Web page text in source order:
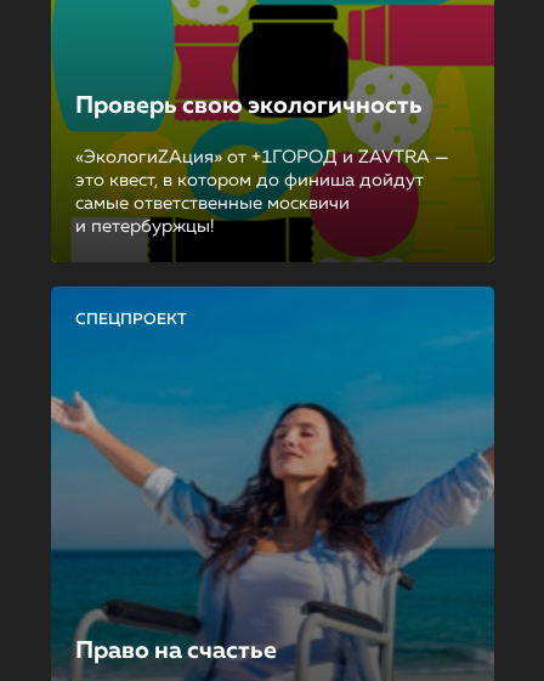
Проверь свою экологичность
«ЭкологиZAция» от +1ГОРОД и ZAVTRA —
это квест, в котором до финиша дойдут
самые ответственные москвичи
и петербуржцы!
СПЕЦПРОЕКТ
Право на счастье